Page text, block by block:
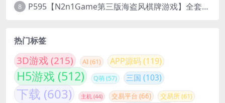
8 P595【N2n1Game第三版海盗风棋牌游戏】全套完整源码v8.0.0.1含android、ios、pc源码+布署文档+视频教程
热门标签
3D游戏 (215) AI(61) APP源码(119)
H5游戏 (512) Q萌(57) 三国 (103)
下载 (603) 主机 (44) 交易平台 (66) 交易所(61)